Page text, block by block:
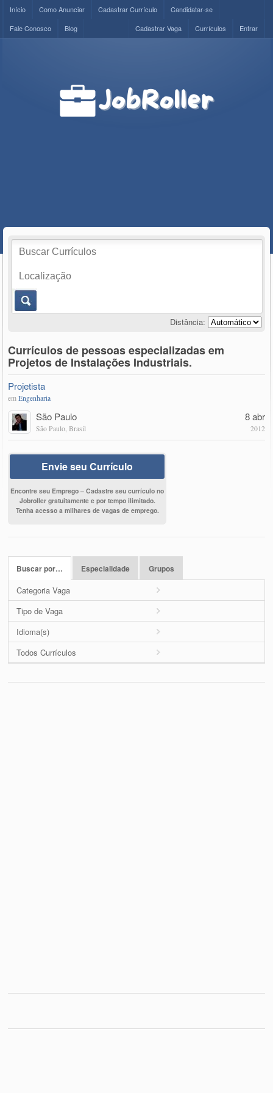
Início Como Anunciar Cadastrar Currículo
Candidatar-se
Fale Conosco
Blog Entrar
Currículos
Cadastrar Vaga
Distância:
Currículos de pessoas especializadas em
Projetos de Instalações Industriais.
Projetista
emEngenharia
São Paulo
São Paulo, Brasil
8 abr
2012
Envie seu Currículo
Encontre seu Emprego – Cadastre seu currículo no
Jobroller gratuitamente e por tempo ilimitado.
Tenha acesso a milhares de vagas de emprego.
Buscar por… Especialidade Grupos
Categoria Vaga
Tipo de Vaga
Idioma(s)
Todos Currículos